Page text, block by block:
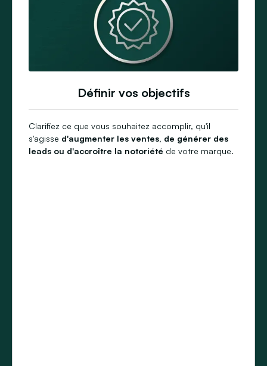
Définir vos objectifs
Clarifiez ce que vous souhaitez accomplir, qu'il
s'agisse d'augmenter les ventes, de générer des
leads ou d'accroître la notoriété de votre marque.